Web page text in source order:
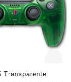
Transparente